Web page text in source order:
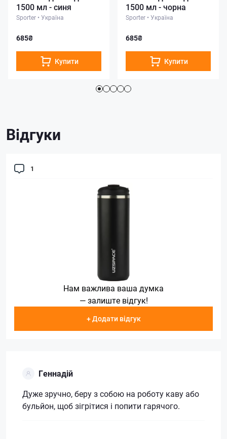
1500 мл - синя
Sporter • Україна
685₴
Купити
1500 мл - чорна
Sporter • Україна
685₴
Купити
Відгуки
1
Нам важлива ваша думка
— залиште відгук!
+ Додати відгук
Геннадій
Дуже зручно, беру з собою на роботу каву або
бульйон, щоб зігрітися і попити гарячого.